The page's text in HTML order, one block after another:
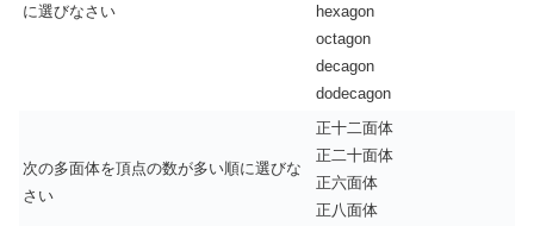
に選びなさい
hexagon
octagon
decagon
dodecagon
次の多面体を頂点の数が多い順に選びな
さい
正十二面体
正二十面体
正六面体
正八面体